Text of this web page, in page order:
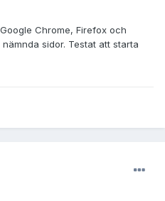
Chrome, Firefox och
sidor. Testat att starta